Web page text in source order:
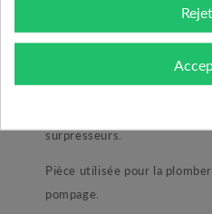
DESCRIPTION DU
Réduction laiton mâle-
surpresseurs.
Pièce utilisée pour la
pompage.